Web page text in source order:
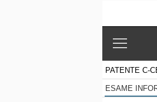
PATENTE C-
ESAME